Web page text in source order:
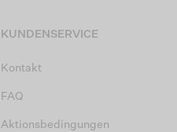
KUNDENSERVICE
Kontakt
FAQ
Aktionsbedingungen